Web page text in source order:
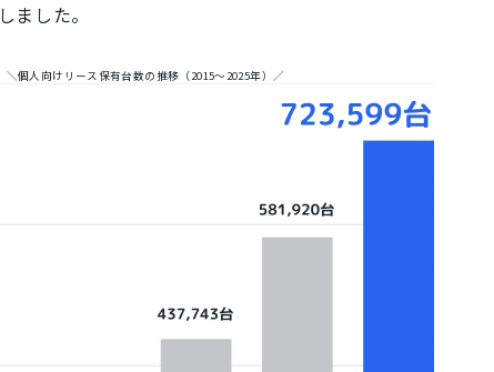
しました。
＼個人向けリース保有台数の推移（2015〜2025年）／